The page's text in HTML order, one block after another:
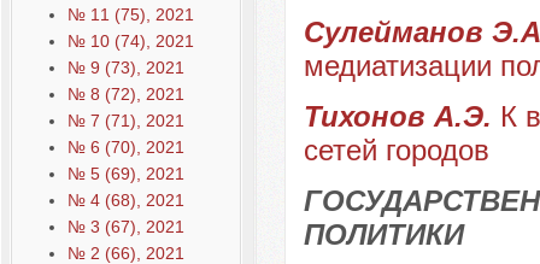
№ 11 (75), 2021
№ 10 (74), 2021
№ 9 (73), 2021
№ 8 (72), 2021
№ 7 (71), 2021
№ 6 (70), 2021
№ 5 (69), 2021
№ 4 (68), 2021
№ 3 (67), 2021
№ 2 (66), 2021
Сулейманов
медиатизации
Тихонов А.Э. К
сетей городов
ПОЛИТИКИ